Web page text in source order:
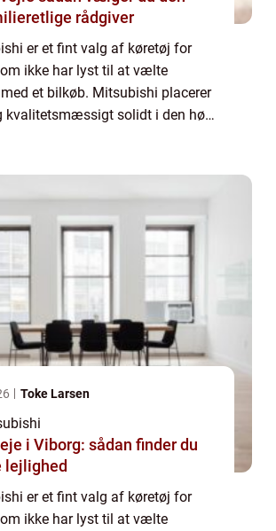
rådgiver
er et fint valg af køretøj for
ikke har lyst til at vælte
et bilkøb. Mitsubishi placerer
kvalitetsmæssigt solidt i den høje
Toke Larsen
i Viborg: sådan finder du
lejlighed
er et fint valg af køretøj for
ikke har lyst til at vælte